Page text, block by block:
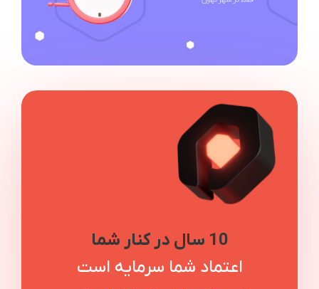
10 سال در کنار شما
اعتماد شما سرمایه است